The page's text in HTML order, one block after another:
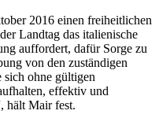
2016 einen freiheitlichen
Landtag das italienische
auffordert, dafür Sorge zu
von den zuständigen
ohne gültigen
effektiv und
hält Mair fest.